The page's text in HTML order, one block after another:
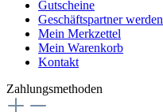
Gutscheine
Geschäftspartner werden
Mein Merkzettel
Mein Warenkorb
Kontakt
Zahlungsmethoden